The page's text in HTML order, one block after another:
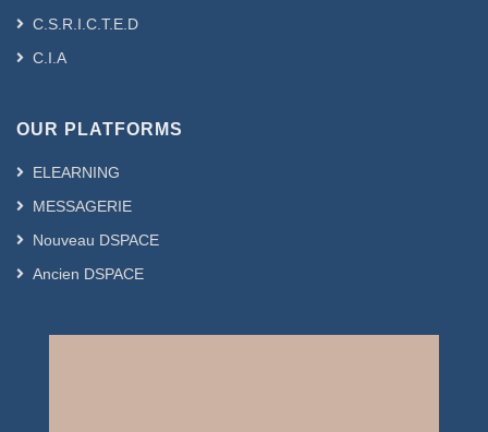
C.S.R.I.C.T.E.D
C.I.A
OUR PLATFORMS
ELEARNING
MESSAGERIE
Nouveau DSPACE
Ancien DSPACE